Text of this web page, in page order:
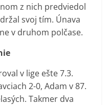
z nich predviedol
svoj tím. Únava
v druhom polčase.
v lige ešte 7.3.
2-0, Adam v 87.
Takmer dva